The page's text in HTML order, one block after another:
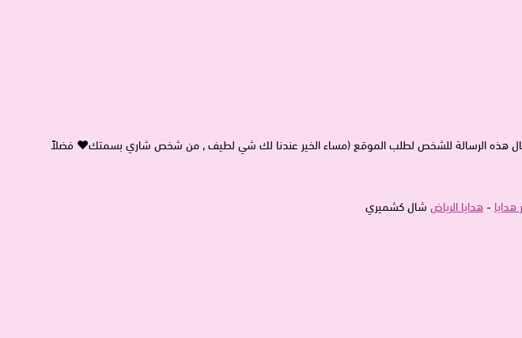
هذه الرسالة للشخص لطلب الموقع (مساء الخير عندنا لك شي لطيف , من شخص شاري بسمتك♥ فضلاً
هدايا -هدايا الرياض شال كشميري